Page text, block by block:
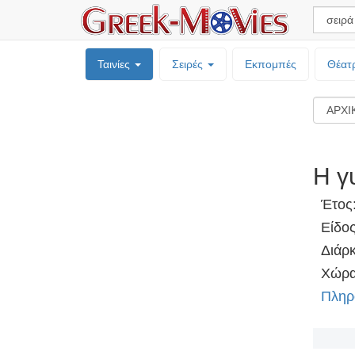
Ταινίες Σειρές Εκπομπές
Η